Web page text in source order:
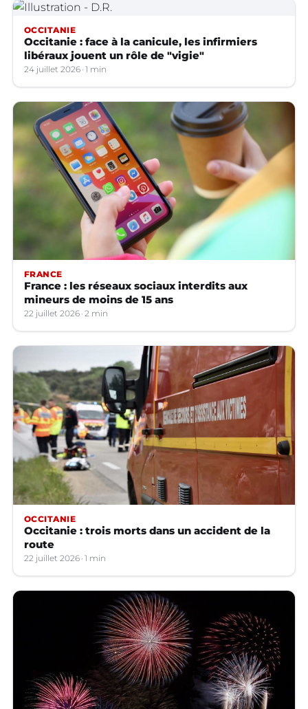
OCCITANIE
Occitanie : face à la canicule, les infirmiers
libéraux jouent un rôle de "vigie"
24 juillet 2026 1 min
FRANCE
France : les réseaux sociaux interdits aux
mineurs de moins de 15 ans
22 juillet 2026 2 min
OCCITANIE
Occitanie : trois morts dans un accident de la
route
22 juillet 2026 1 min